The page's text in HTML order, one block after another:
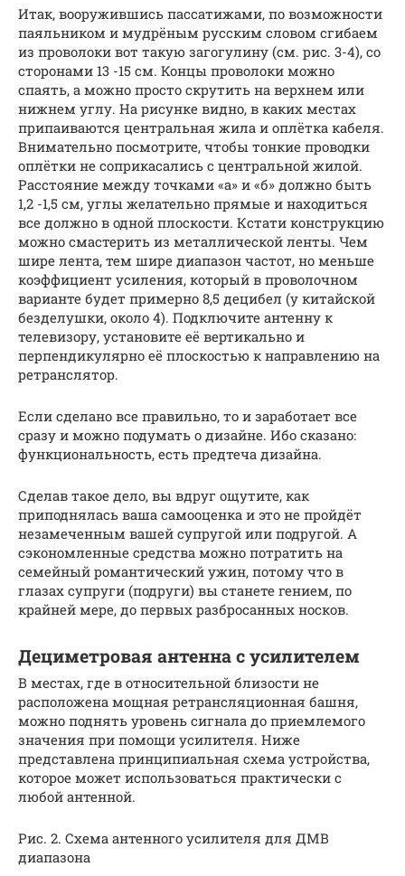
Итак, вооружившись пассатижами, по возможности
паяльником и мудрёным русским словом сгибаем
из проволоки вот такую загогулину (см. рис. 3-4), со
сторонами 13 -15 см. Концы проволоки можно
спаять, а можно просто скрутить на верхнем или
нижнем углу. На рисунке видно, в каких местах
припаиваются центральная жила и оплётка кабеля.
Внимательно посмотрите, чтобы тонкие проводки
оплётки не соприкасались с центральной жилой.
Расстояние между точками «а» и «б» должно быть
1,2 -1,5 см, углы желательно прямые и находиться
все должно в одной плоскости. Кстати конструкцию
можно смастерить из металлической ленты. Чем
шире лента, тем шире диапазон частот, но меньше
коэффициент усиления, который в проволочном
варианте будет примерно 8,5 децибел (у китайской
безделушки, около 4). Подключите антенну к
телевизору, установите её вертикально и
перпендикулярно её плоскостью к направлению на
ретранслятор.
Если сделано все правильно, то и заработает все
сразу и можно подумать о дизайне. Ибо сказано:
функциональность, есть предтеча дизайна.
Сделав такое дело, вы вдруг ощутите, как
приподнялась ваша самооценка и это не пройдёт
незамеченным вашей супругой или подругой. А
сэкономленные средства можно потратить на
семейный романтический ужин, потому что в
глазах супруги (подруги) вы станете гением, по
крайней мере, до первых разбросанных носков.
Дециметровая антенна с усилителем
В местах, где в относительной близости не
расположена мощная ретрансляционная башня,
можно поднять уровень сигнала до приемлемого
значения при помощи усилителя. Ниже
представлена принципиальная схема устройства,
которое может использоваться практически с
любой антенной.
Рис. 2. Схема антенного усилителя для ДМВ
диапазона